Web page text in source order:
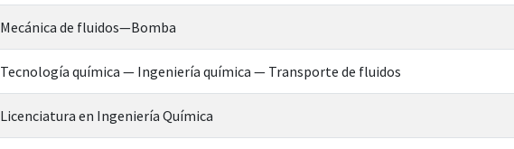
Mecánica de fluidos—Bomba
Tecnología química — Ingeniería química — Transporte de fluidos
Licenciatura en Ingeniería Química